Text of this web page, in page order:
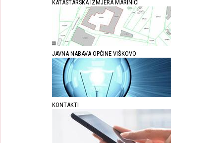
KATASTARSKA IZMJERA MARINIĆI
JAVNA NABAVA OPĆINE VIŠKOVO
KONTAKTI